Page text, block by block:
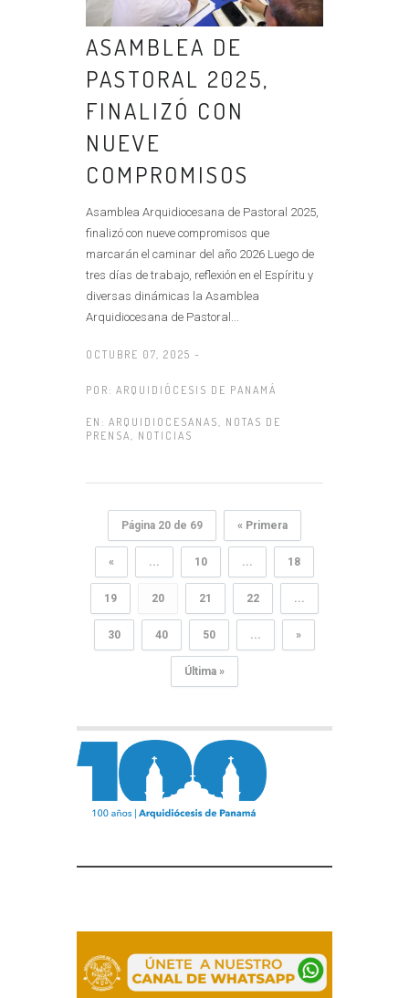
ASAMBLEA DE
PASTORAL 2025,
FINALIZÓ CON
NUEVE
COMPROMISOS
Asamblea Arquidiocesana de Pastoral 2025,
finalizó con nueve compromisos que
marcarán el caminar del año 2026 Luego de
tres días de trabajo, reflexión en el Espíritu y
diversas dinámicas la Asamblea
Arquidiocesana de Pastoral...
OCTUBRE 07, 2025 -
POR: ARQUIDIÓCESIS DE PANAMÁ
EN: ARQUIDIOCESANAS
NOTAS DE
PRENSA
NOTICIAS
Página 20 de 69 « Primera
« ... 10 ... 18
19 20 21 22 ...
30 40 50 ... »
Última »